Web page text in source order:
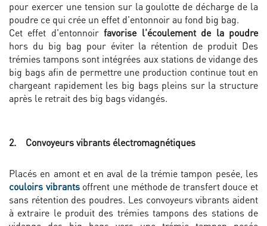
pour exercer une tension sur la goulotte de décharge de la
poudre ce qui crée un effet d'entonnoir au fond big bag.
Cet effet d'entonnoirfavorise l'écoulement de la poudre
hors du big bag pour éviter la rétention de produit Des
trémies tampons sont intégrées aux stations de vidange des
big bags afin de permettre une production continue tout en
chargeant rapidement les big bags pleins sur la structure
après le retrait des big bags vidangés.
2. Convoyeurs vibrants électromagnétiques
Placés en amont et en aval de la trémie tampon pesée, les
couloirs vibrantsoffrent une méthode de transfert douce et
sans rétention des poudres. Les convoyeurs vibrants aident
à extraire le produit des trémies tampons des stations de